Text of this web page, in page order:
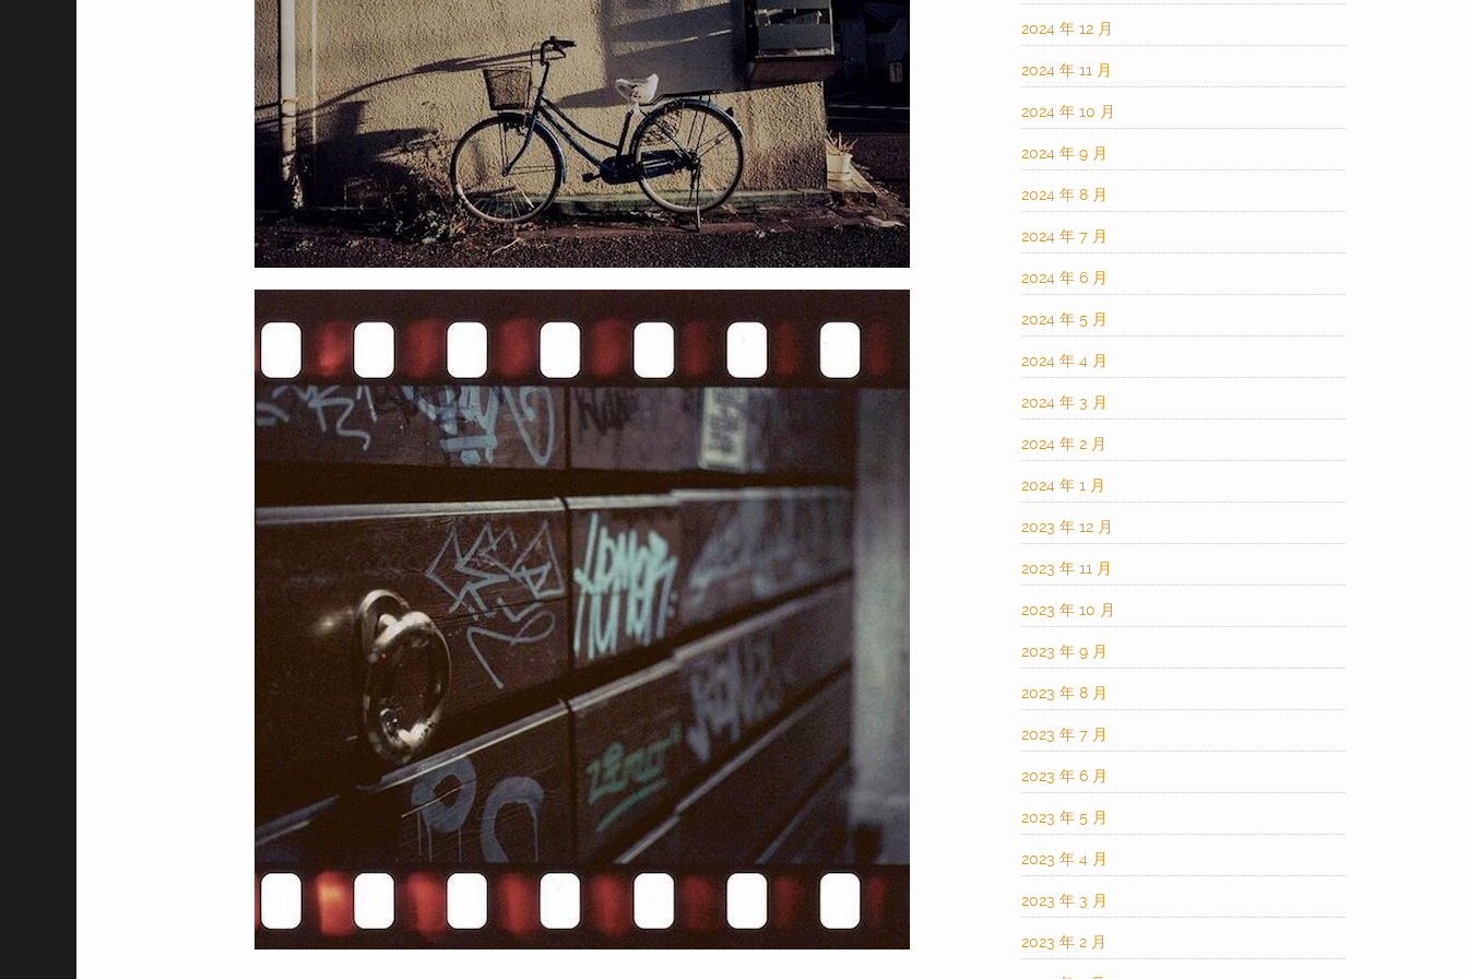
2024 年 12 月
2024 年 11 月
2024 年 10 月
2024 年 9 月
2024 年 8 月
2024 年 7 月
2024 年 6 月
2024 年 5 月
2024 年 4 月
2024 年 3 月
2024 年 2 月
2024 年 1 月
2023 年 12 月
2023 年 11 月
2023 年 10 月
2023 年 9 月
2023 年 8 月
2023 年 7 月
2023 年 6 月
2023 年 5 月
2023 年 4 月
2023 年 3 月
2023 年 2 月